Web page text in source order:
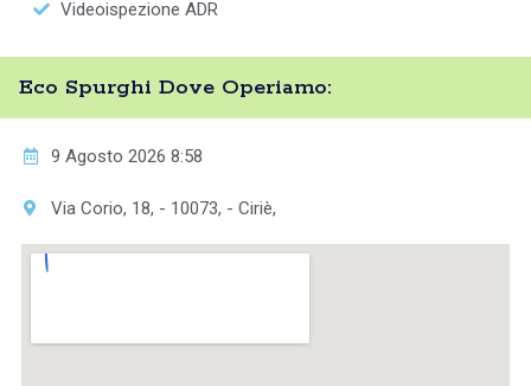
Videoispezione ADR
Eco Spurghi Dove Operiamo:
9 Agosto 2026 8:58
Via Corio, 18, - 10073, - Ciriè,